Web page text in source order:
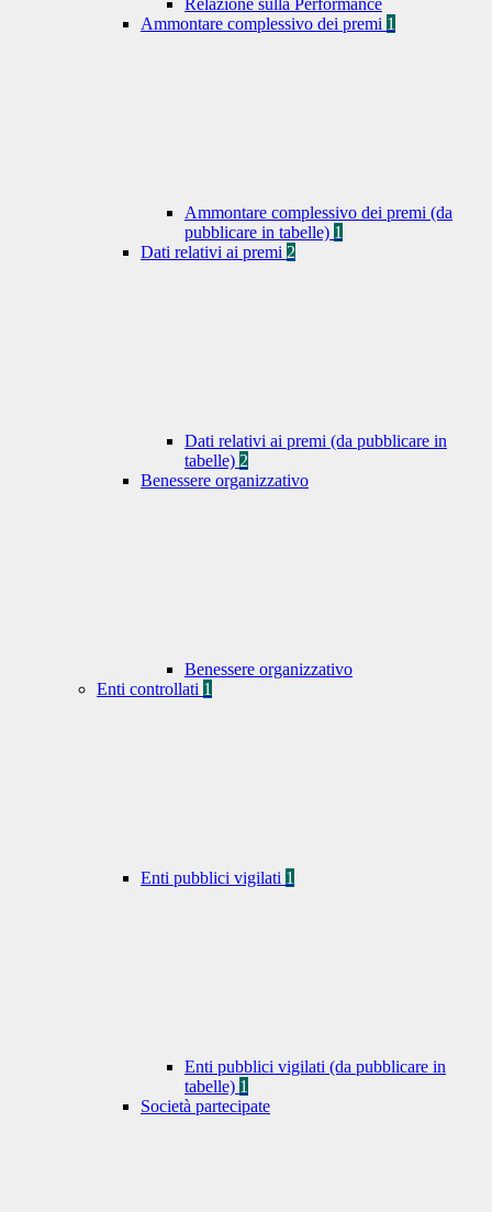
Relazione sulla Performance
Ammontare complessivo dei premi 1
Ammontare complessivo dei premi (da
pubblicare in tabelle) 1
Dati relativi ai premi 2
Dati relativi ai premi (da pubblicare in
tabelle) 2
Benessere organizzativo
Benessere organizzativo
Enti controllati 1
Enti pubblici vigilati 1
Enti pubblici vigilati (da pubblicare in
tabelle) 1
Società partecipate